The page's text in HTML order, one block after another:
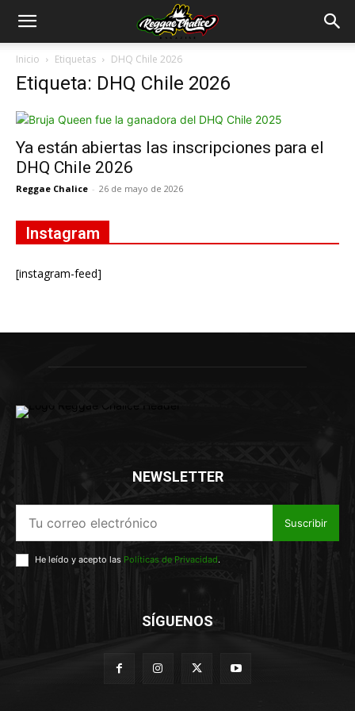
Inicio Etiquetas DHQ Chile 2026
Etiqueta: DHQ Chile 2026
Ya están abiertas las inscripciones para el
DHQ Chile 2026
Reggae Chalice - 26 de mayo de 2026
Instagram
[instagram-feed]
NEWSLETTER
Suscribir
He leído y acepto las Políticas de Privacidad.
SÍGUENOS